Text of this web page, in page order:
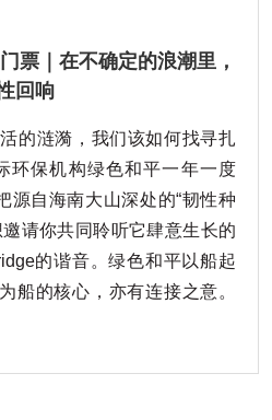
票｜在不确定的浪潮里，
回响
的涟漪，我们该如何找寻扎
环保机构绿色和平一年一度
源自海南大山深处的“韧性种
请你共同聆听它肆意生长的
的谐音。绿色和平以船起
船的核心，亦有连接之意。